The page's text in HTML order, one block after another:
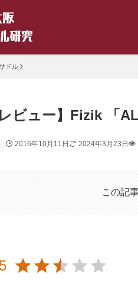
ドル
レビュー】Fizik 「
2016年10月11日 2024年3月23日
この記